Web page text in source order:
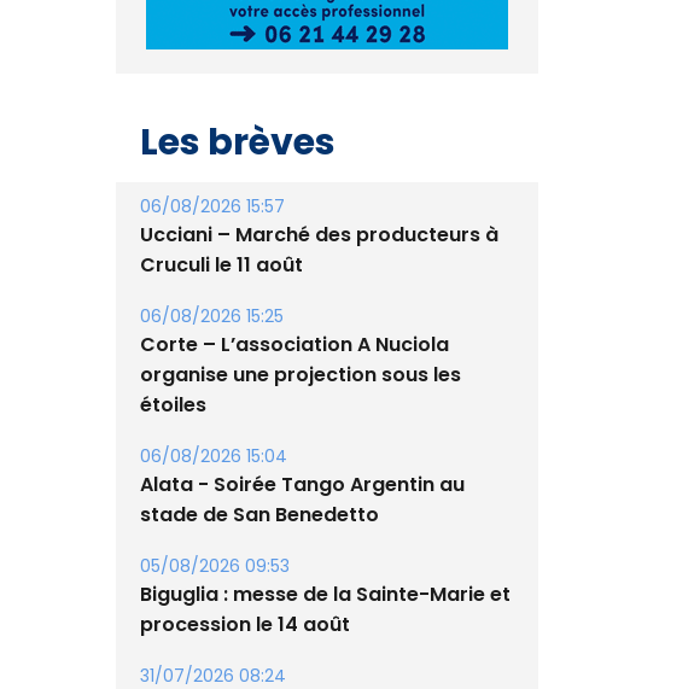
06/08/2026 15:57
Cruculi le 11 août
06/08/2026 15:25
organise une projection sous les
étoiles
06/08/2026 15:04
stade de San Benedetto
05/08/2026 09:53
procession le 14 août
31/07/2026 08:24
Tennis - Début ce week-end du
tournoi du RCPV